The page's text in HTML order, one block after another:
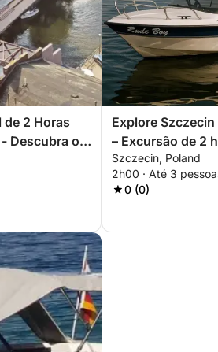
2 Horas
Descubra o
Explore
– Excursão de 2
castelo e pela ilha
Szczecin, Poland
2h00 · Até 3
0 (0)